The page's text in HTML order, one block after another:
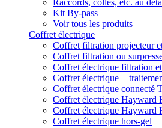
Raccords, colles, etc. au
Kit By-pass
Voir tous les produits
Coffret électrique
Coffret filtration projecteur
Coffret filtration ou
Coffret électrique filtration
Coffret électrique +
Coffret électrique connecté
Coffret électrique Hayward
Coffret électrique Hayward
Coffret électrique hors-gel